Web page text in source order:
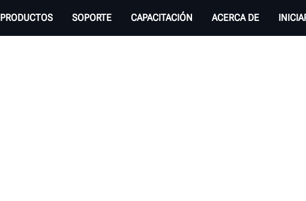
PRODUCTOS SOPORTE CAPACITACIÓN ACERCA DE